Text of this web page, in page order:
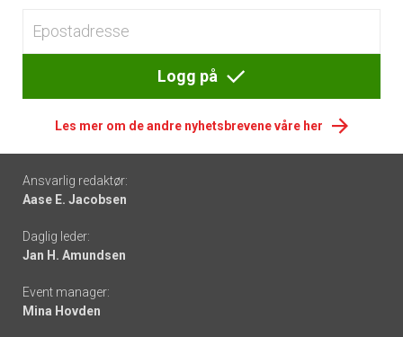
Logg på
Les mer om de andre nyhetsbrevene våre her
Footer
-
links
Ansvarlig redaktør:
Aase E. Jacobsen
Daglig leder:
Jan H. Amundsen
Event manager:
Mina Hovden